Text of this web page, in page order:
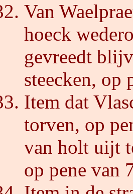
Van
hoeck
gevreedt
steecken, op
Item dat
torven, op
van holt uijt
op pene van